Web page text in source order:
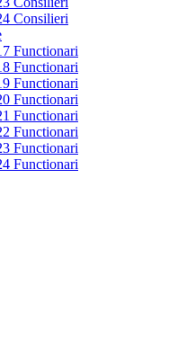
Consilieri
Functionari
Functionari
Functionari
Functionari
Functionari
Functionari
Functionari
Functionari